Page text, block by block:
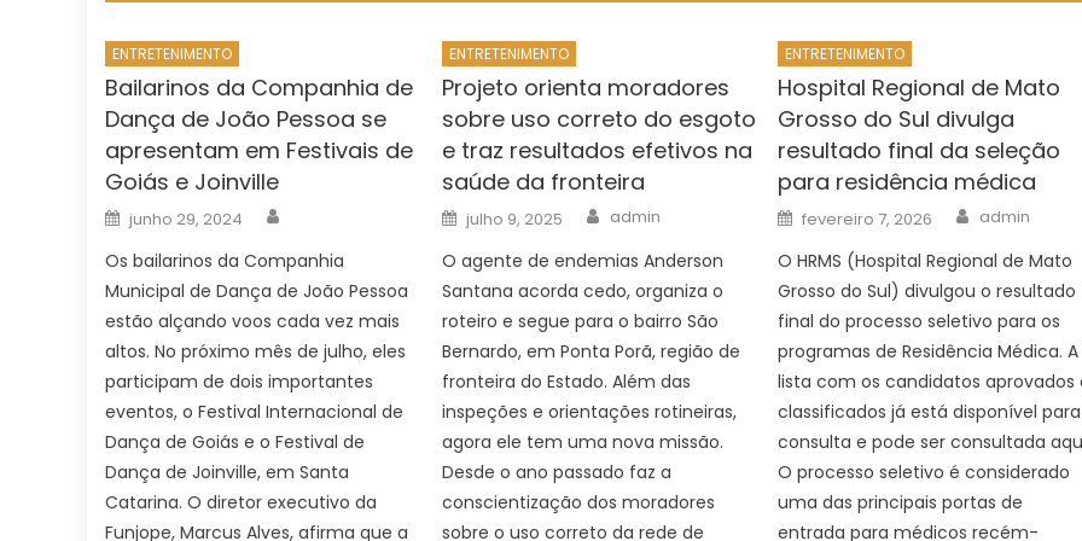
ENTRETENIMENTO
Bailarinos da Companhia de
Dança de João Pessoa se
apresentam em Festivais de
Goiás e Joinville
Posted
on
junho 29, 2024
Os bailarinos da Companhia
Municipal de Dança de João Pessoa
estão alçando voos cada vez mais
altos. No próximo mês de julho, eles
participam de dois importantes
eventos, o Festival Internacional de
Dança de Goiás e o Festival de
Dança de Joinville, em Santa
Catarina. O diretor executivo da
Funjope, Marcus Alves, afirma que a
ENTRETENIMENTO
Projeto orienta moradores
sobre uso correto do esgoto
e traz resultados efetivos na
saúde da fronteira
Posted
on
julho 9, 2025 Author
admin
O agente de endemias Anderson
Santana acorda cedo, organiza o
roteiro e segue para o bairro São
Bernardo, em Ponta Porã, região de
fronteira do Estado. Além das
inspeções e orientações rotineiras,
agora ele tem uma nova missão.
Desde o ano passado faz a
conscientização dos moradores
sobre o uso correto da rede de
ENTRETENIMENTO
Hospital Regional de Mato
Grosso do Sul divulga
resultado final da seleção
para residência médica
Posted
on
fevereiro 7, 2026 Author
admin
O HRMS (Hospital Regional de Mato
Grosso do Sul) divulgou o resultado
final do processo seletivo para os
programas de Residência Médica. A
lista com os candidatos aprovados
classificados já está disponível para
consulta e pode ser consultada
O processo seletivo é considerado
uma das principais portas de
entrada para médicos recém-